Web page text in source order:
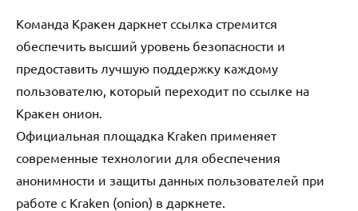
Команда Кракен даркнет ссылка стремится
обеспечить высший уровень безопасности и
предоставить лучшую поддержку каждому
пользователю, который переходит по ссылке на
Кракен онион.
Официальная площадка Kraken применяет
современные технологии для обеспечения
анонимности и защиты данных пользователей при
работе с Kraken (onion) в даркнете.